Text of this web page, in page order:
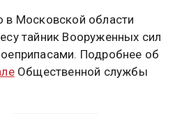
в Московской области
тайник Вооруженных сил
Подробнее об
Общественной службы